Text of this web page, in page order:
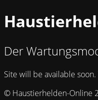
Der
Site will be available
© Haustierhelden-Online